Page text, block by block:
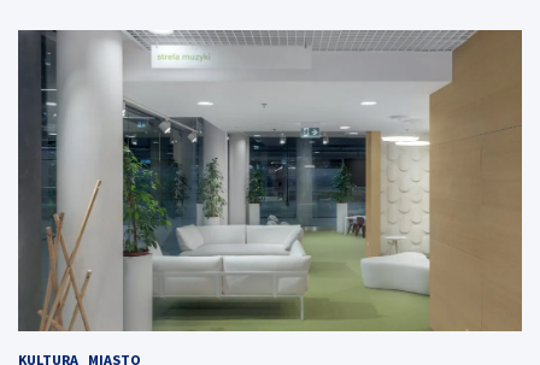
KULTURA MIASTO